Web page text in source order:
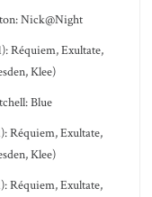
Nick@Night
Réquiem, Exultate,
Klee)
Blue
Réquiem, Exultate,
Klee)
Réquiem, Exultate,